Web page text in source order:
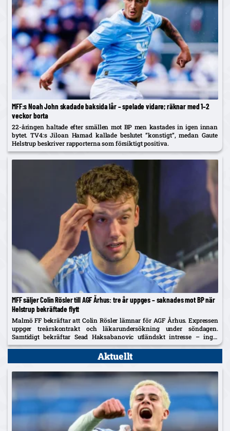
MFF:s Noah John skadade baksida lår – spelade vidare; räknar med 1–2
veckor borta
22-åringen haltade efter smällen mot BP men kastades in igen innan
bytet. TV4:s Jiloan Hamad kallade beslutet ”konstigt”, medan Gaute
Helstrup beskriver rapporterna som försiktigt positiva.
MFF säljer Colin Rösler till AGF Århus: tre år uppges – saknades mot BP när
Helstrup bekräftade flytt
Malmö FF bekräftar att Colin Rösler lämnar för AGF Århus. Expressen
uppger treårskontrakt och läkarundersökning under söndagen.
Samtidigt bekräftar Sead Haksabanovic utländskt intresse – inget
konkret ännu.
Aktuellt